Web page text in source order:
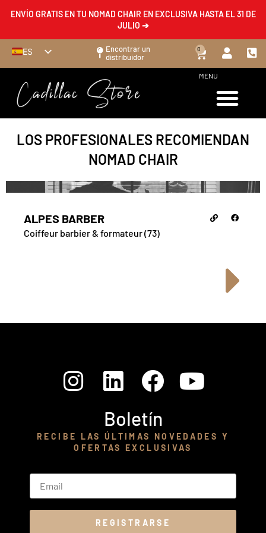
ENVÍO GRATIS EN TU NOMAD CHAIR EN EXCLUSIVA HASTA EL 31 DE
JULIO ➔
ES
FR
EN
DE
Encontrar un
distribuidor
0
MENU
LOS PROFESIONALES RECOMIENDAN
NOMAD CHAIR
ALPES BARBER
Coiffeur barbier & formateur (73)
Boletín
RECIBE LAS ÚLTIMAS NOVEDADES Y
OFERTAS EXCLUSIVAS